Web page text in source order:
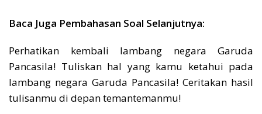
Baca Juga Pembahasan Soal Selanjutnya:
Perhatikan kembali lambang negara Garuda
Pancasila! Tuliskan hal yang kamu ketahui pada
lambang negara Garuda Pancasila! Ceritakan hasil
tulisanmu di depan temantemanmu!